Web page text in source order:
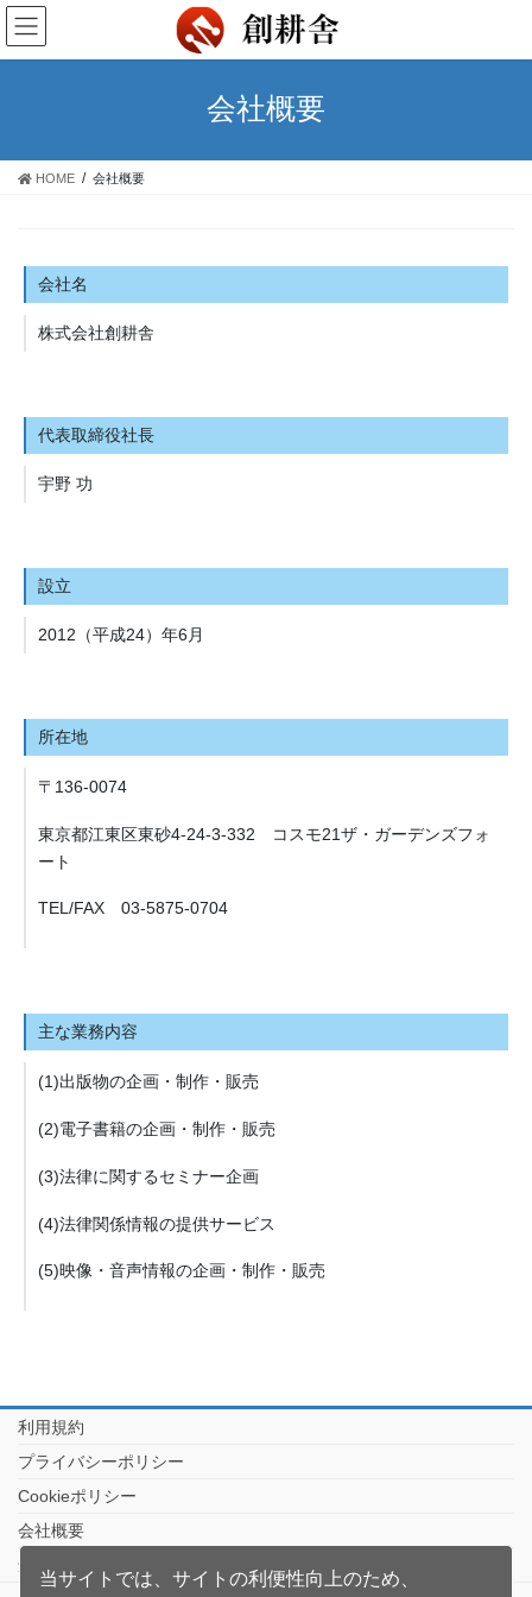
当サイトでは、サイトの利便性向上のため、
コ
ン
テ
移
ナ
ビ
ゲ
ン
会社概要
HOME 会社概要
会社名
株式会社創耕舎
代表取締役社長
宇野 功
設立
2012（平成24）年6月
所在地
〒136-0074
東京都江東区東砂4-24-3-332 コスモ21ザ・ガーデンズフォ
ート
TEL/FAX 03-5875-0704
主な業務内容
(1)出版物の企画・制作・販売
(2)電子書籍の企画・制作・販売
(3)法律に関するセミナー企画
(4)法律関係情報の提供サービス
(5)映像・音声情報の企画・制作・販売
利用規約
プライバシーポリシー
Cookieポリシー
会社概要
創耕舎の本